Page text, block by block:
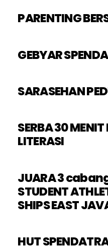
PARENTING
GEBYAR
SARASEHAN
SERBA 30
LITERASI
JUARA 3
STUDENT
SHIPS EAST
HUT